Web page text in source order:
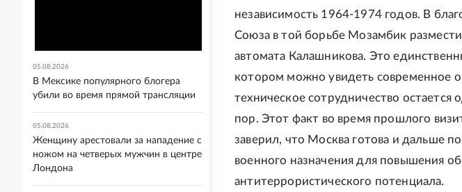
независимость 1964-1974 годов. В
Союза в той борьбе Мозамбик
автомата Калашникова. Это
котором можно увидеть современное
техническое сотрудничество
пор. Этот факт во время прошлого
заверил, что Москва готова и дальше
военного назначения для повышения
антитеррористического потенциала.
05.08.2026
В Мексике популярного блогера
убили во время прямой трансляции
05.08.2026
Женщину арестовали за нападение с
ножом на четверых мужчин в центре
Лондона